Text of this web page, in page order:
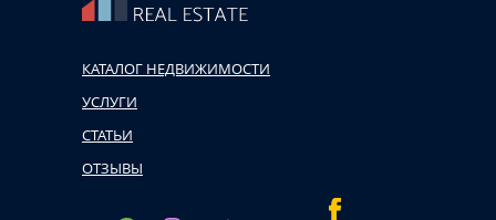
КАТАЛОГ НЕДВИЖИМОСТИ
УСЛУГИ
СТАТЬИ
ОТЗЫВЫ